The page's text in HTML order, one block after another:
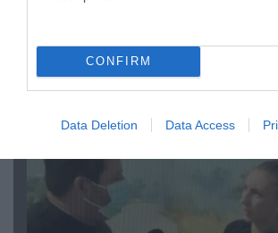
CONFIRM
Data Deletion Data Access
Πυροσβεστών για την
που γέλασε στη φωτιά